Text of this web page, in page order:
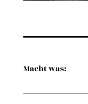
Macht was: